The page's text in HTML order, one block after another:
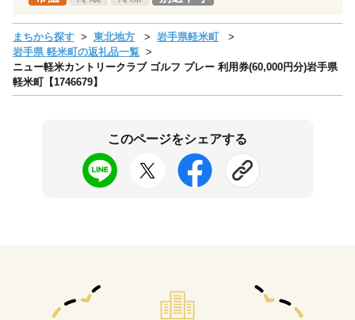
まちから探す 東北地方
岩手県軽米町
岩手県 軽米町の返礼品一覧
ニュー軽米カントリークラブ ゴルフ プレー 利用券(60,000円分)岩手県
軽米町【1746679】
このページをシェアする